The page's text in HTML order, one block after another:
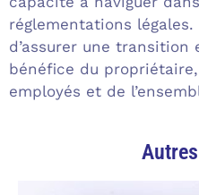
réglementations légales.
d’assurer une transition
bénéfice du
employés et de